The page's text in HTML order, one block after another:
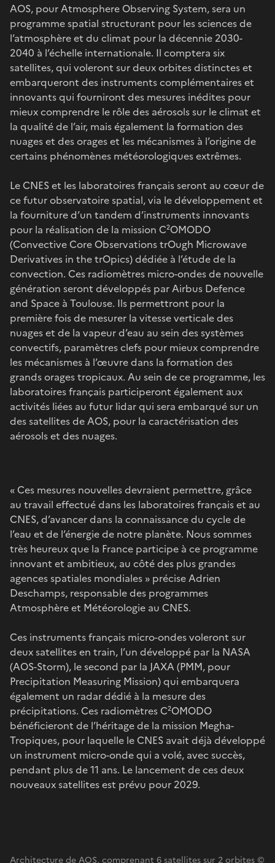
AOS, pour Atmosphere Observing System, sera un
programme spatial structurant pour les sciences de
l’atmosphère et du climat pour la décennie 2030-
2040 à l’échelle internationale. Il comptera six
satellites, qui voleront sur deux orbites distinctes et
embarqueront des instruments complémentaires et
innovants qui fourniront des mesures inédites pour
mieux comprendre le rôle des aérosols sur le climat et
la qualité de l’air, mais également la formation des
nuages et des orages et les mécanismes à l’origine de
certains phénomènes météorologiques extrêmes.
Le CNES et les laboratoires français seront au cœur de
ce futur observatoire spatial, via le développement et
la fourniture d’un tandem d’instruments innovants
pour la réalisation de la mission C²OMODO
(Convective Core Observations trOugh Microwave
Derivatives in the trOpics) dédiée à l’étude de la
convection. Ces radiomètres micro-ondes de nouvelle
génération seront développés par Airbus Defence
and Space à Toulouse. Ils permettront pour la
première fois de mesurer la vitesse verticale des
nuages et de la vapeur d’eau au sein des systèmes
convectifs, paramètres clefs pour mieux comprendre
les mécanismes à l’œuvre dans la formation des
grands orages tropicaux. Au sein de ce programme, les
laboratoires français participeront également aux
activités liées au futur lidar qui sera embarqué sur un
des satellites de AOS, pour la caractérisation des
aérosols et des nuages.
« Ces mesures nouvelles devraient permettre, grâce
au travail effectué dans les laboratoires français et au
CNES, d’avancer dans la connaissance du cycle de
l’eau et de l’énergie de notre planète. Nous sommes
très heureux que la France participe à ce programme
innovant et ambitieux, au côté des plus grandes
agences spatiales mondiales » précise Adrien
Deschamps, responsable des programmes
Atmosphère et Météorologie au CNES.
Ces instruments français micro-ondes voleront sur
deux satellites en train, l’un développé par la NASA
(AOS-Storm), le second par la JAXA (PMM, pour
Precipitation Measuring Mission) qui embarquera
également un radar dédié à la mesure des
précipitations. Ces radiomètres C²OMODO
bénéficieront de l’héritage de la mission Megha-
Tropiques, pour laquelle le CNES avait déjà développé
un instrument micro-onde qui a volé, avec succès,
pendant plus de 11 ans. Le lancement de ces deux
nouveaux satellites est prévu pour 2029.
Architecture de AOS, comprenant 6 satellites sur 2 orbites ©